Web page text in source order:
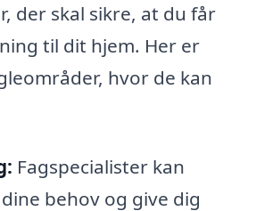
der skal sikre, at du får
til dit hjem. Her er
hvor de kan
Fagspecialister kan
behov og give dig